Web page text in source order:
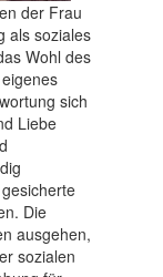
der Frau
als soziales
Wohl des
sich
Liebe
Die
ausgehen,
sozialen